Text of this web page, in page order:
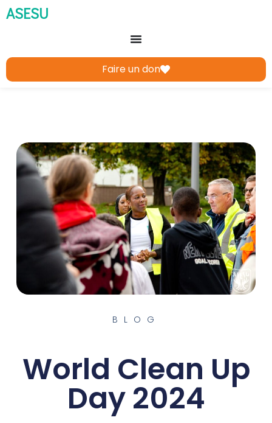
ASESU
Faire un don
BLOG
World Clean Up
Day 2024